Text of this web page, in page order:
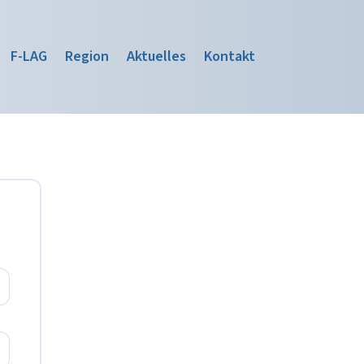
F-LAG Region Aktuelles Kontakt